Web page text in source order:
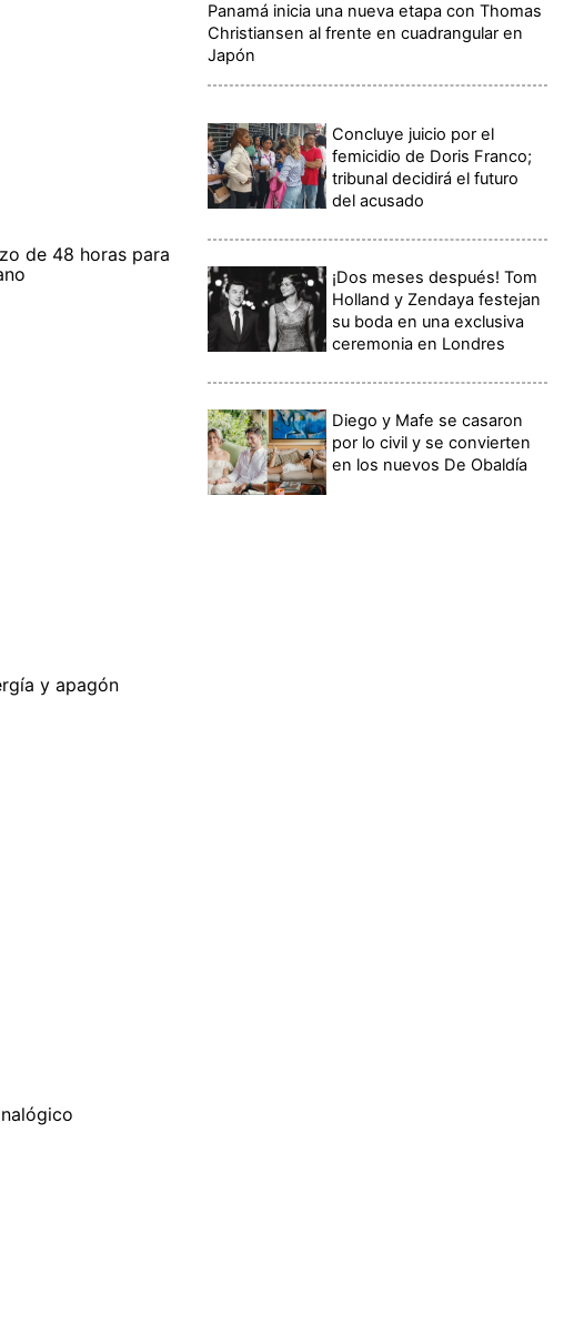
de 48 horas para
y apagón
Panamá inicia una nueva etapa con Thomas
Christiansen al frente en cuadrangular en
Japón
Concluye juicio por el
femicidio de Doris Franco;
tribunal decidirá el futuro
del acusado
¡Dos meses después! Tom
Holland y Zendaya festejan
su boda en una exclusiva
ceremonia en Londres
Diego y Mafe se casaron
por lo civil y se convierten
en los nuevos De Obaldía